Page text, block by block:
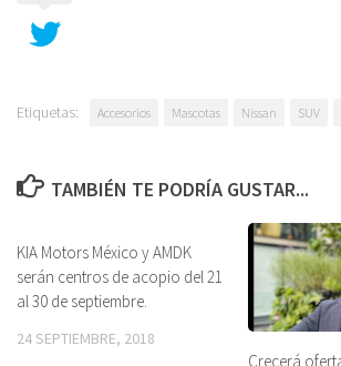
Etiquetas: Accesorios Mascotas Nissan SUV
TAMBIÉN TE PODRÍA GUSTAR...
KIA Motors México y AMDK
serán centros de acopio del 21
al 30 de septiembre.
24 SEPTIEMBRE, 2018
Crecerá